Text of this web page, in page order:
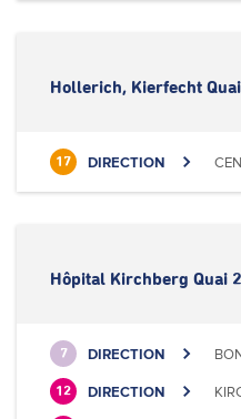
Hollerich, Kierfecht
17 DIRECTION
Hôpital Kirchberg Quai 2
7 DIRECTION
12 DIRECTION